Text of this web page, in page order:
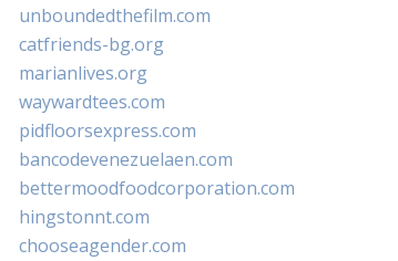
unboundedthefilm.com
catfriends-bg.org
marianlives.org
waywardtees.com
pidfloorsexpress.com
bancodevenezuelaen.com
bettermoodfoodcorporation.com
hingstonnt.com
chooseagender.com